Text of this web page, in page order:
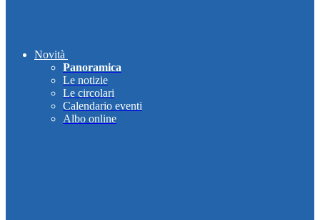
Novità
Panoramica
Le notizie
Le circolari
Calendario eventi
Albo online